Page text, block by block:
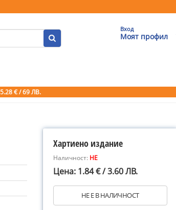
Вход
Моят профил
€ / 69 ЛВ.
Хартиено издание
Наличност: НЕ
Цена: 1.84 € / 3.60 ЛВ.
НЕ Е В НАЛИЧНОСТ